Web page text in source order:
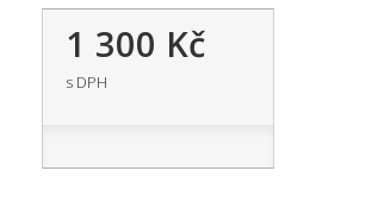
1 300 Kč
s DPH